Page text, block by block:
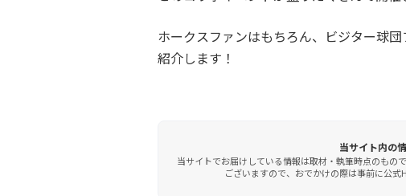
ホークスファンはもちろん、ビジター球
紹介します！
当サイト内の
当サイトでお届けしている情報は取材・執筆時点のもの
ございますので、おでかけの際は事前に公式